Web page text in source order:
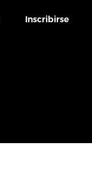
Inscribirse